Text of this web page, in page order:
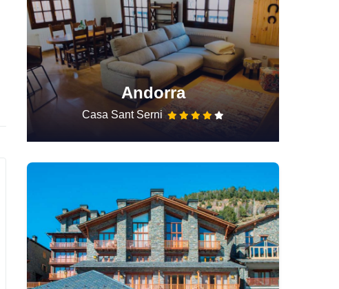
Andorra
Casa Sant Serni